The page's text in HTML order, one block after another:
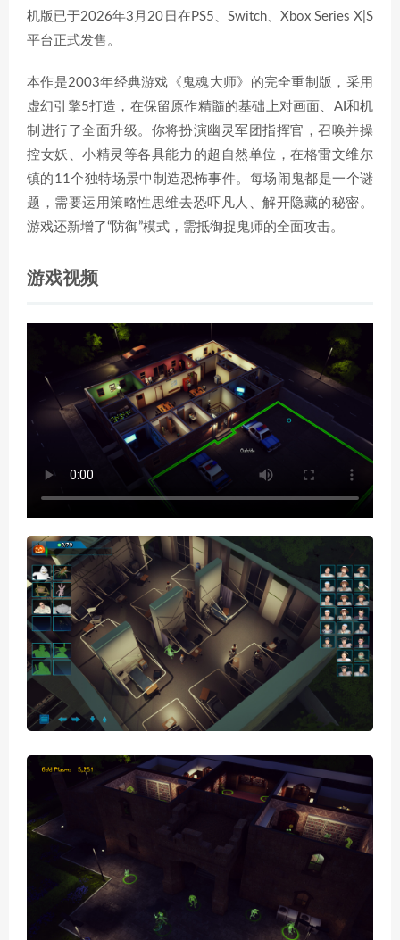
机版已于2026年3月20日在PS5、Switch、Xbox Series X|S
平台正式发售。
本作是2003年经典游戏《鬼魂大师》的完全重制版，采用
虚幻引擎5打造，在保留原作精髓的基础上对画面、AI和机
制进行了全面升级。你将扮演幽灵军团指挥官，召唤并操
控女妖、小精灵等各具能力的超自然单位，在格雷文维尔
镇的11个独特场景中制造恐怖事件。每场闹鬼都是一个谜
题，需要运用策略性思维去恐吓凡人、解开隐藏的秘密。
游戏还新增了“防御”模式，需抵御捉鬼师的全面攻击。
游戏视频